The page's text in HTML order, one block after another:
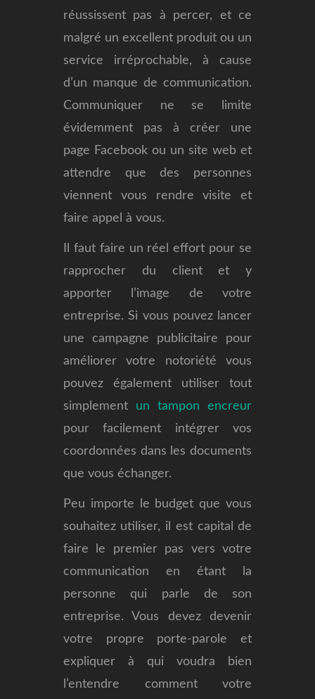
réussissent pas à percer, et ce
malgré un excellent produit ou un
service irréprochable, à cause
d’un manque de communication.
Communiquer ne se limite
évidemment pas à créer une
page Facebook ou un site web et
attendre que des personnes
viennent vous rendre visite et
faire appel à vous.
Il faut faire un réel effort pour se
rapprocher du client et y
apporter l’image de votre
entreprise. Si vous pouvez lancer
une campagne publicitaire pour
améliorer votre notoriété vous
pouvez également utiliser tout
simplement un tampon encreur
pour facilement intégrer vos
coordonnées dans les documents
que vous échanger.
Peu importe le budget que vous
souhaitez utiliser, il est capital de
faire le premier pas vers votre
communication en étant la
personne qui parle de son
entreprise. Vous devez devenir
votre propre porte-parole et
expliquer à qui voudra bien
l’entendre comment votre